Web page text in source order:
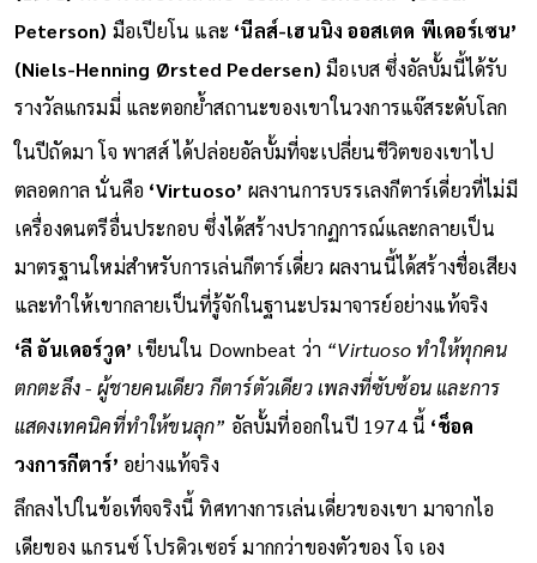
(1973)ที่เขาร่วมบรรเลงกับ‘ออสการ์ ปีเตอร์สัน’ (Oscar
Peterson)มือเปียโน และ‘นีลส์-เฮนนิง ออสเตด พีเดอร์เซน’
(Niels-Henning Ørsted Pedersen)มือเบส ซึ่งอัลบั้มนี้ได้รับ
รางวัลแกรมมี่ และตอกย้ำสถานะของเขาในวงการแจ๊สระดับโลก
ในปีถัดมา โจ พาสส์ ได้ปล่อยอัลบั้มที่จะเปลี่ยนชีวิตของเขาไป
ตลอดกาล นั่นคือ‘Virtuoso’ผลงานการบรรเลงกีตาร์เดี่ยวที่ไม่มี
เครื่องดนตรีอื่นประกอบ ซึ่งได้สร้างปรากฏการณ์และกลายเป็น
มาตรฐานใหม่สำหรับการเล่นกีตาร์เดี่ยว ผลงานนี้ได้สร้างชื่อเสียง
และทำให้เขากลายเป็นที่รู้จักในฐานะปรมาจารย์อย่างแท้จริง
‘ลี อันเดอร์วูด’เขียนใน Downbeat ว่า“Virtuoso ทำให้ทุกคน
ตกตะลึง - ผู้ชายคนเดียว กีตาร์ตัวเดียว เพลงที่ซับซ้อน และการ
แสดงเทคนิคที่ทำให้ขนลุก”
วงการกีตาร์’
อย่างแท้จริง
ลึกลงไปในข้อเท็จจริงนี้ ทิศทางการเล่นเดี่ยวของเขา มาจากไอ